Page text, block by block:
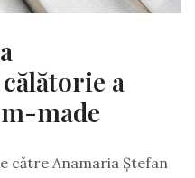
a
made
către Anamaria Ștefan